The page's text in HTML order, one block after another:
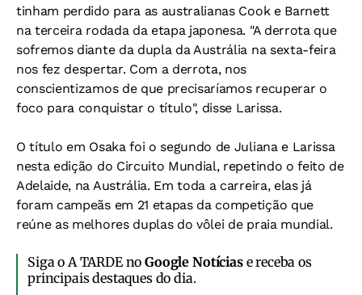
tinham perdido para as australianas Cook e Barnett
na terceira rodada da etapa japonesa. "A derrota que
sofremos diante da dupla da Austrália na sexta-feira
nos fez despertar. Com a derrota, nos
conscientizamos de que precisaríamos recuperar o
foco para conquistar o título", disse Larissa.
O título em Osaka foi o segundo de Juliana e Larissa
nesta edição do Circuito Mundial, repetindo o feito de
Adelaide, na Austrália. Em toda a carreira, elas já
foram campeãs em 21 etapas da competição que
reúne as melhores duplas do vôlei de praia mundial.
Siga o A TARDE noGoogle Notíciase receba os
principais destaques do dia.